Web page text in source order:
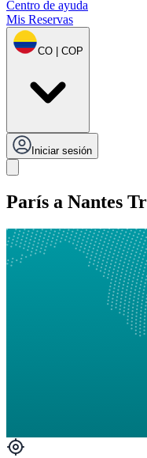
Centro de ayuda
Mis Reservas
CO | COP
Iniciar sesión
París a Nantes